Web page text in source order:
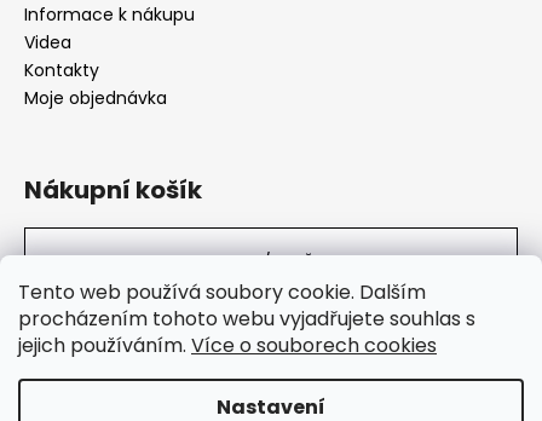
Tento web používá soubory cookie. Dalším
procházením tohoto webu vyjadřujete souhlas s
jejich používáním. Více o souborech cookies
Nastavení
Informace k nákupu
Videa
Kontakty
Moje objednávka
Nákupní košík
0KS /0 KČ